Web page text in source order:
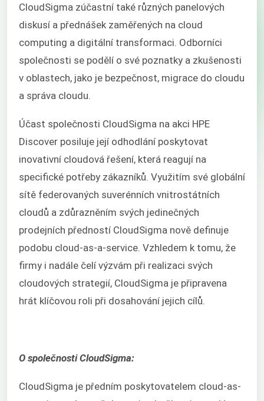
CloudSigma zúčastní také různých panelových
diskusí a přednášek zaměřených na cloud
computing a digitální transformaci. Odborníci
společnosti se podělí o své poznatky a zkušenosti
v oblastech, jako je bezpečnost, migrace do cloudu
a správa cloudu.
Účast společnosti CloudSigma na akci HPE
Discover posiluje její odhodlání poskytovat
inovativní cloudová řešení, která reagují na
specifické potřeby zákazníků. Využitím své globální
sítě federovaných suverénních vnitrostátních
cloudů a zdůrazněním svých jedinečných
prodejních předností CloudSigma nově definuje
podobu cloud-as-a-service. Vzhledem k tomu, že
firmy i nadále čelí výzvám při realizaci svých
cloudových strategií, CloudSigma je připravena
hrát klíčovou roli při dosahování jejich cílů.
O společnosti CloudSigma:
CloudSigma je předním poskytovatelem cloud-as-